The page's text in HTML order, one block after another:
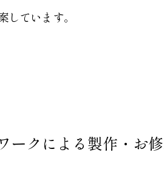
ています。
ークによる製作・お